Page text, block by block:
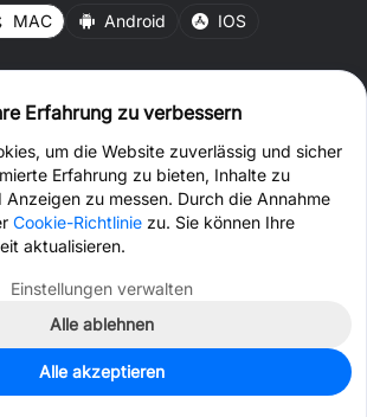
MAC Android IOS
Rechte vorbehalten.Datenschutzrichtlinie
Cookie-Richtlinie
Erfahrung zu verbessern
um die Website zuverlässig und sicher
Erfahrung zu bieten, Inhalte zu
Anzeigen zu messen. Durch die Annahme
Cookie-Richtlinie zu. Sie können Ihre
aktualisieren.
Einstellungen verwalten
Alle ablehnen
Alle akzeptieren
>